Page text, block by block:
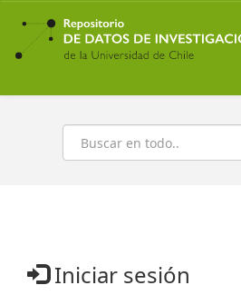
Ir
contenido
principal
Buscar
Iniciar sesión